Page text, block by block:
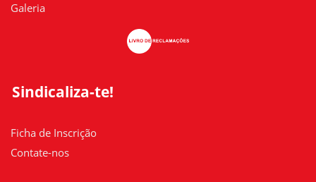
Galeria
Sindicaliza-te!
Ficha de Inscrição
Contate-nos